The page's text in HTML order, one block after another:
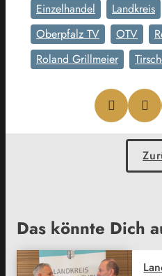
Einzelhandel
Landkreis
Oberpfalz TV
OTV
Roland Grillmeier
Das könnte Dich